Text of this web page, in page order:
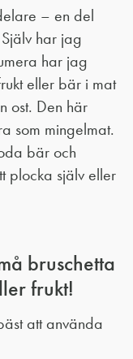
– en del
har jag
har jag
eller bär i mat
ost. Den här
som mingelmat.
bär och
plocka själv eller
bruschetta
frukt!
att använda